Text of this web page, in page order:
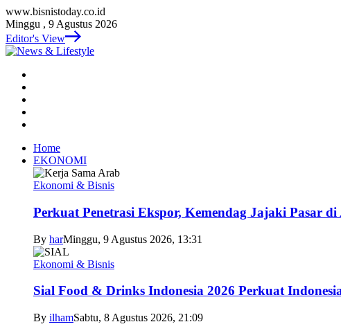
www.bisnistoday.co.id
Minggu , 9 Agustus 2026
Editor's View
Home
EKONOMI
Ekonomi & Bisnis
Perkuat Penetrasi Ekspor, Kemendag Jajaki Pasar
By harMinggu, 9 Agustus 2026, 13:31
Ekonomi & Bisnis
Sial Food & Drinks Indonesia 2026 Perkuat
By ilhamSabtu, 8 Agustus 2026, 21:09